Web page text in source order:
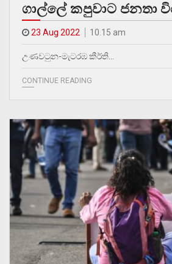
ගාල්ලේ කපුවාට ජනතා
23 Aug 2022 10.15 am
උණවටුන-මැටරඹ කීර්ති…
CONTINUE READING